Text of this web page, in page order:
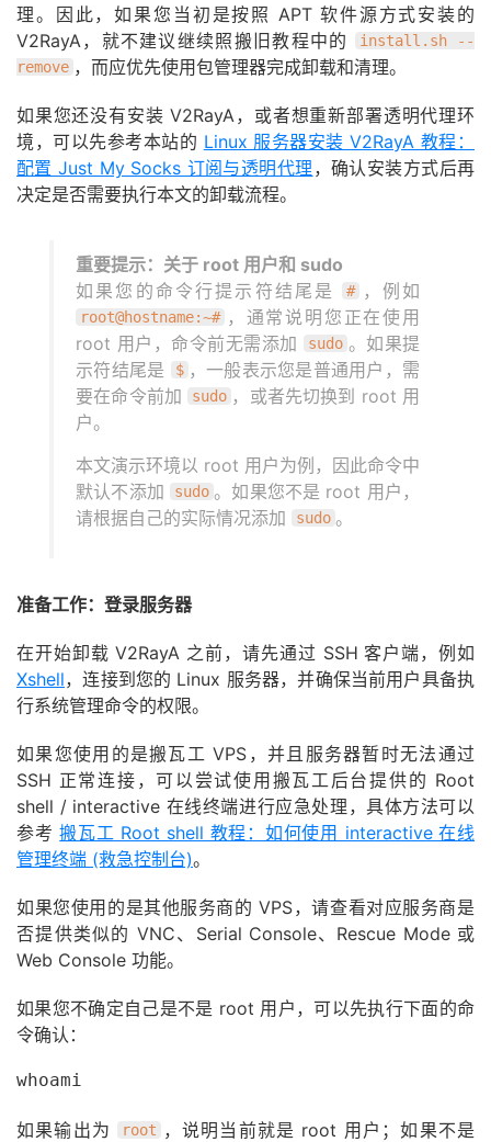
理。因此，如果您当初是按照 APT 软件源方式安装的
V2RayA，就不建议继续照搬旧教程中的
install.sh --
remove ，而应优先使用包管理器完成卸载和清理。
如果您还没有安装 V2RayA，或者想重新部署透明代理环
境，可以先参考本站的 Linux 服务器安装 V2RayA 教程：
配置 Just My Socks 订阅与透明代理 ，确认安装方式后再
决定是否需要执行本文的卸载流程。
重要提示：关于 root 用户和 sudo
如果您的命令行提示符结尾是
# ，例如
root@hostname:~# ，通常说明您正在使用
root 用户，命令前无需添加
sudo 。如果提
示符结尾是
$ ，一般表示您是普通用户，需
要在命令前加
sudo ，或者先切换到 root 用
户。
本文演示环境以 root 用户为例，因此命令中
默认不添加
sudo 。如果您不是 root 用户，
请根据自己的实际情况添加
sudo 。
准备工作：登录服务器
在开始卸载 V2RayA 之前，请先通过 SSH 客户端，例如
Xshell，连接到您的 Linux 服务器，并确保当前用户具备执
行系统管理命令的权限。
如果您使用的是搬瓦工 VPS，并且服务器暂时无法通过
SSH 正常连接，可以尝试使用搬瓦工后台提供的 Root
shell / interactive 在线终端进行应急处理，具体方法可以
参考搬瓦工 Root shell 教程：如何使用 interactive 在线
管理终端 (救急控制台)。
如果您使用的是其他服务商的 VPS，请查看对应服务商是
否提供类似的 VNC、Serial Console、Rescue Mode 或
Web Console 功能。
如果您不确定自己是不是 root 用户，可以先执行下面的命
令确认：
whoami
如果输出为 root ，说明当前就是 root 用户；如果不是